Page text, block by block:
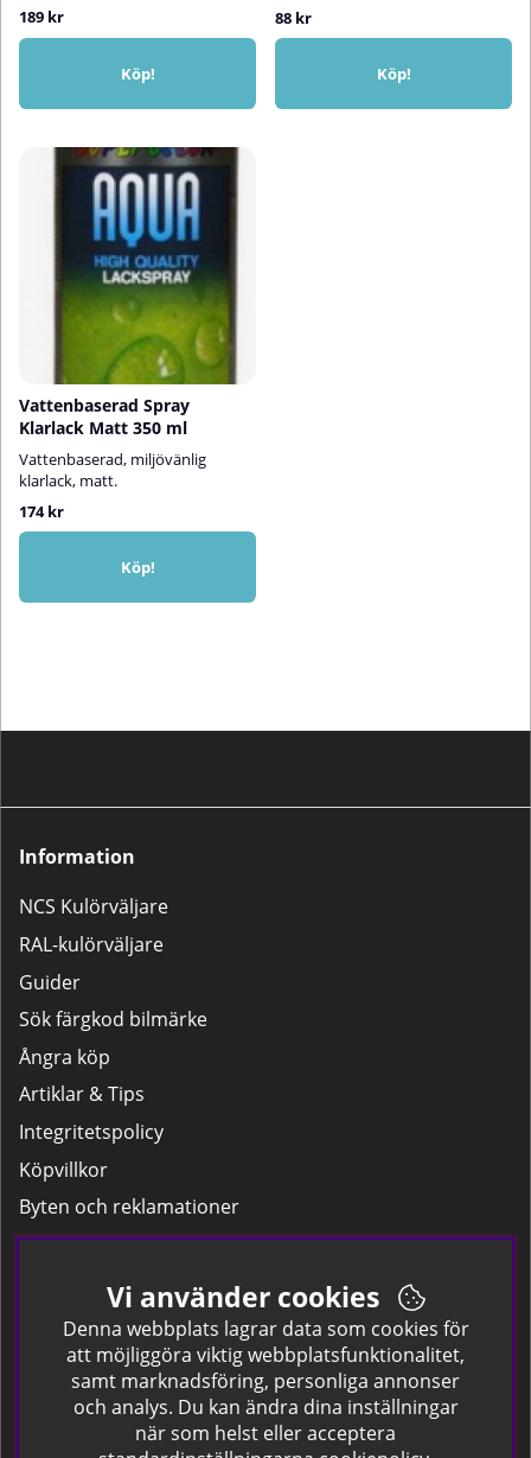
189 kr
Köp!
88 kr
Köp!
Vattenbaserad Spray
Klarlack Matt 350 ml
Vattenbaserad, miljövänlig
klarlack, matt.
174 kr
Köp!
Information
NCS Kulörväljare
RAL-kulörväljare
Guider
Sök färgkod bilmärke
Ångra köp
Artiklar & Tips
Integritetspolicy
Köpvillkor
Byten och reklamationer
Leverans
Hitta färgkoden på bilen.
Företagskund
Om oss
Vi använder cookies
Denna webbplats lagrar data som cookies för
att möjliggöra viktig webbplatsfunktionalitet,
samt marknadsföring, personliga annonser
och analys. Du kan ändra dina inställningar
när som helst eller acceptera